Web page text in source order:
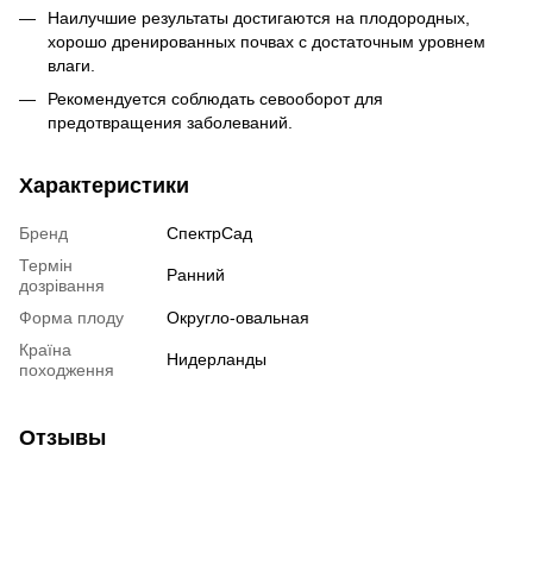
Наилучшие результаты достигаются на плодородных,
хорошо дренированных почвах с достаточным уровнем
влаги.
Рекомендуется соблюдать севооборот для
предотвращения заболеваний.
Характеристики
Бренд
СпектрСад
Термін
дозрівання
Ранний
Форма плоду
Округло-овальная
Країна
походження
Нидерланды
Отзывы